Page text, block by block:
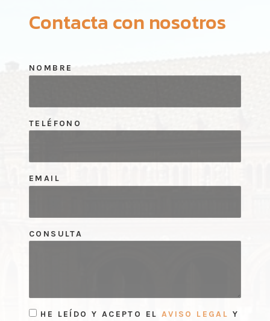
Contacta con nosotros
NOMBRE
TELÉFONO
EMAIL
CONSULTA
HE LEÍDO Y ACEPTO EL AVISO LEGAL Y